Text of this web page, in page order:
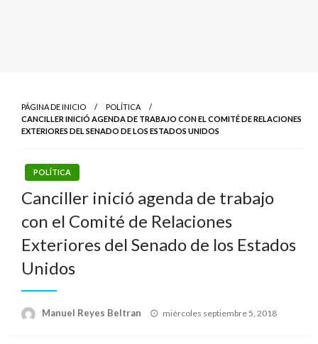
PÁGINA DE INICIO
POLÍTICA
CANCILLER INICIÓ AGENDA DE TRABAJO CON EL COMITÉ DE RELACIONES
EXTERIORES DEL SENADO DE LOS ESTADOS UNIDOS
POLÍTICA
Canciller inició agenda de trabajo
con el Comité de Relaciones
Exteriores del Senado de los Estados
Unidos
Manuel Reyes Beltran
Publicado
miércoles septiembre 5, 2018